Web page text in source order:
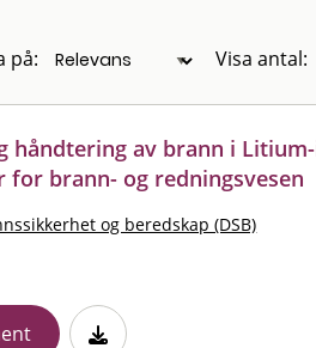
på: Visa antal:
håndtering av brann i
for brann- og redningsvesen
og beredskap (DSB)